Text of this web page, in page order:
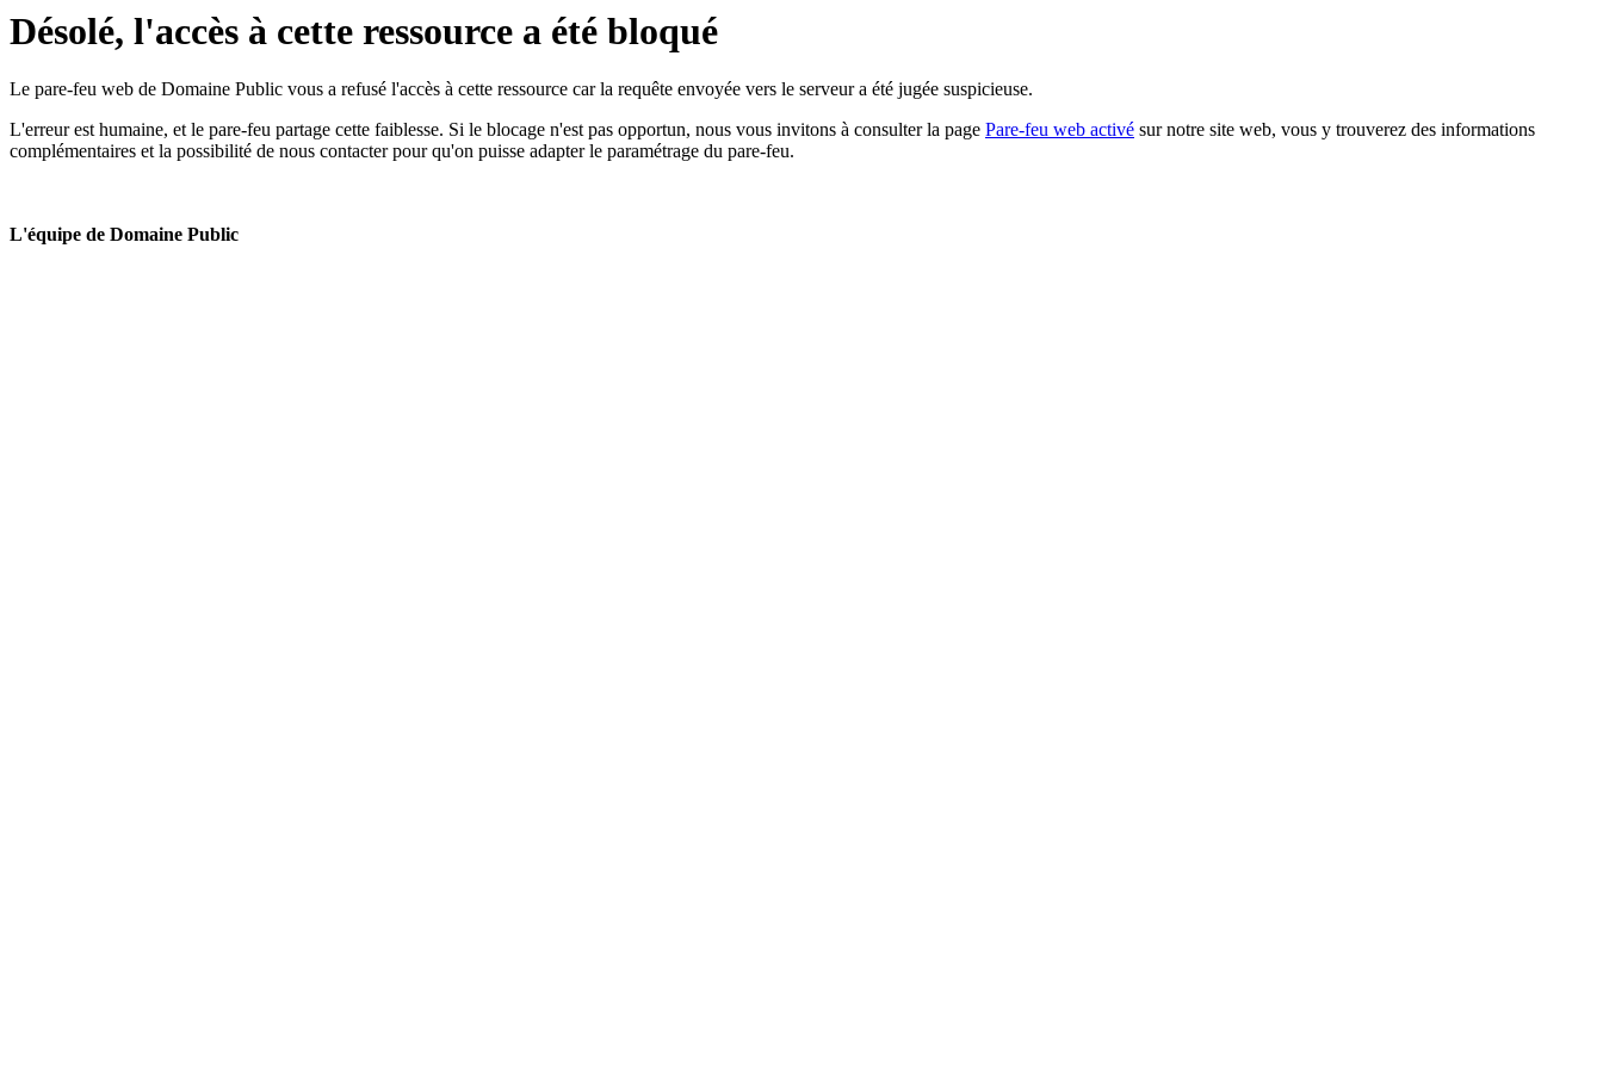
Désolé, l'accès à cette ressource a été bloqué
Le pare-feu web de Domaine Public vous a refusé l'accès à cette ressource car la requête envoyée vers le serveur a été jugée suspicieuse.
L'erreur est humaine, et le pare-feu partage cette faiblesse. Si le blocage n'est pas opportun, nous vous invitons à consulter la page Pare-feu web activé sur notre site web, vous y trouverez des informations
complémentaires et la possibilité de nous contacter pour qu'on puisse adapter le paramétrage du pare-feu.
L'équipe de Domaine Public